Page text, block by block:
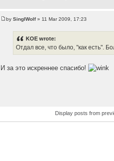
bySinglWolf» 11 Mar 2009, 17:23
KOE wrote:
Отдал все, что было, "как есть".
И за это искреннее спасибо!
Display posts from